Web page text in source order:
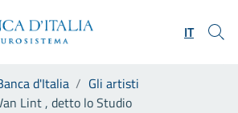
IT
d'Italia
Gli artisti
Lint , detto lo Studio